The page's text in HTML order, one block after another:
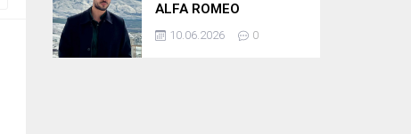
ALFA ROMEO
BULUŞMASININ
PRODÜKSİYONUNU
10.06.2026 0